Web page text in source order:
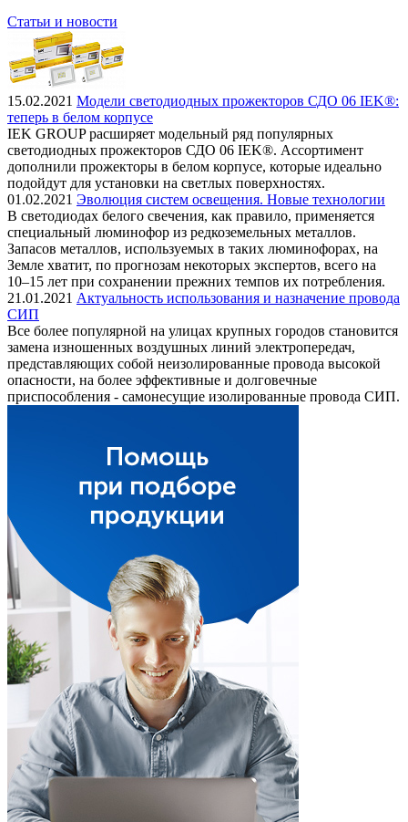
Статьи и новости
15.02.2021 Модели светодиодных прожекторов СДО 06 IEK®:
теперь в белом корпусе
IEK GROUP расширяет модельный ряд популярных
светодиодных прожекторов СДО 06 IEK®. Ассортимент
дополнили прожекторы в белом корпусе, которые идеально
подойдут для установки на светлых поверхностях.
01.02.2021 Эволюция систем освещения. Новые технологии
В светодиодах белого свечения, как правило, применяется
специальный люминофор из редкоземельных металлов.
Запасов металлов, используемых в таких люминофорах, на
Земле хватит, по прогнозам некоторых экспертов, всего на
10–15 лет при сохранении прежних темпов их потребления.
21.01.2021 Актуальность использования и назначение провода
СИП
Все более популярной на улицах крупных городов становится
замена изношенных воздушных линий электропередач,
представляющих собой неизолированные провода высокой
опасности, на более эффективные и долговечные
приспособления - самонесущие изолированные провода СИП.